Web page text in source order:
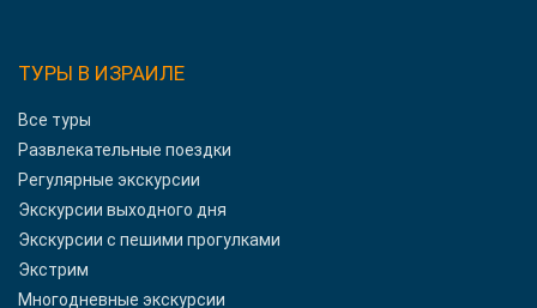
ТУРЫ В ИЗРАИЛЕ
Все туры
Развлекательные поездки
Регулярные экскурсии
Экскурсии выходного дня
Экскурсии с пешими прогулками
Экстрим
Многодневные экскурсии